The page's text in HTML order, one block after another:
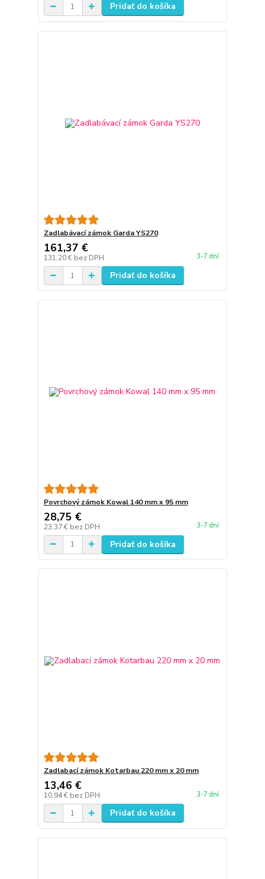
Pridať do košíka
Zadlabávací zámok Garda YS270
161,37 €
131,20 € bez DPH 3-7 dní
Pridať do košíka
Povrchový zámok Kowal 140 mm x 95 mm
28,75 €
23,37 € bez DPH 3-7 dní
Pridať do košíka
Zadlabací zámok Kotarbau 220 mm x 20 mm
13,46 €
10,94 € bez DPH 3-7 dní
Pridať do košíka